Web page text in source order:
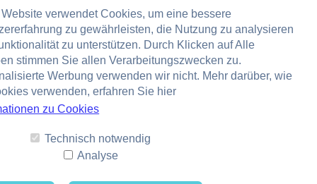
Bitte alle fett beschrifteten Pflichtfelder ausfüllen.
Abschicken
verwendet Cookies, um eine bessere
zu gewährleisten, die Nutzung zu analysieren
zu unterstützen. Durch Klicken auf Alle
stimmen Sie allen Verarbeitungszwecken zu.
Werbung verwenden wir nicht. Mehr darüber, wie
verwenden, erfahren Sie hier
zu Cookies
Technisch notwendig
Analyse